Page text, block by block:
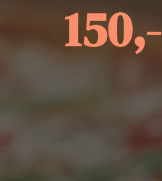
150,-